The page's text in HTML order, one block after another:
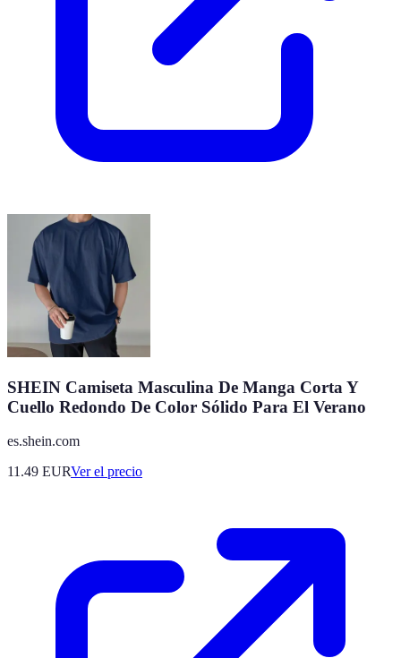
SHEIN Camiseta Masculina De Manga Corta Y
Cuello Redondo De Color Sólido Para El Verano
es.shein.com
11.49 EURVer el precio